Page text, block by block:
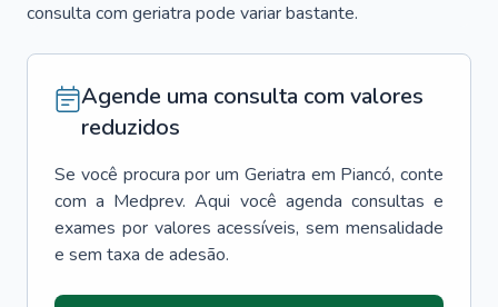
consulta com geriatra pode variar bastante.
Agende uma consulta com valores
reduzidos
Se você procura por um Geriatra em Piancó, conte
com a Medprev. Aqui você agenda consultas e
exames por valores acessíveis, sem mensalidade
e sem taxa de adesão.